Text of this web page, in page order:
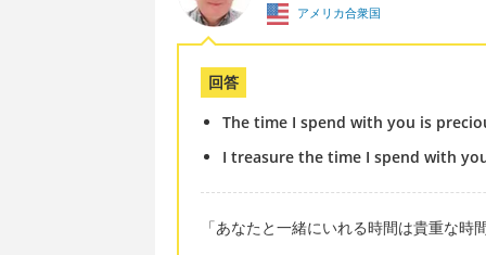
アメリカ合衆国
回答
The time I spend with you is
I treasure the time I spend with
「あなたと一緒にいれる時間は貴重な